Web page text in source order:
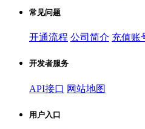
常见问题
开通流程 公司简介 充值账
开发者服务
API接口 网站地图
用户入口